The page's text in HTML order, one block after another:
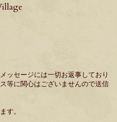
ッセージには一切お返事しており
等に関心はございませんので送信
す。